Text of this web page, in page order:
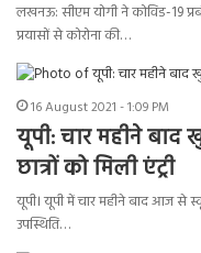
लखनऊ: सीएम योगी ने कोविड-19
प्रयासों से कोरोना की…
16 August 2021 - 1:09 PM
यूपी: चार महीने बाद
छात्रों को मिली एंट्री
यूपी। यूपी में चार महीने बाद आज से
उपस्थिति…